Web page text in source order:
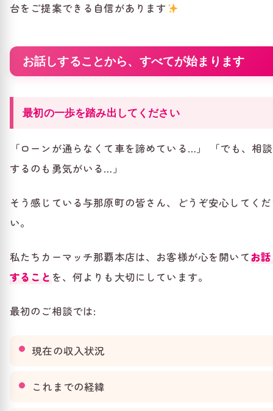
台をご提案できる自信があります
お話しすることから、すべてが始まります
最初の一歩を踏み出してください
「ローンが通らなくて車を諦めている…」 「でも、相談
するのも勇気がいる…」
そう感じている与那原町の皆さん、どうぞ安心してく
い。
私たちカーマッチ那覇本店は、お客様が心を開いてお
すること を、何よりも大切にしています。
最初のご相談では:
現在の収入状況
これまでの経緯